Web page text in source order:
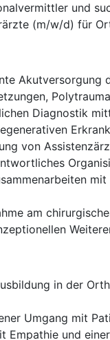
und
(m/w/d) für
Akutversorgung
Diagnostik
von
am
in der
Umgang mit
Empathie und